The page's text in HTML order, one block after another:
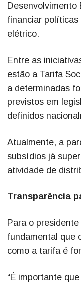
Desenvolvimento
financiar políticas
elétrico.
Entre as
estão a Tarifa
a determinadas
previstos em
definidos
Atualmente, a
subsídios já
atividade de
Transparência
Para o
fundamental que
como a tarifa é
“É importante